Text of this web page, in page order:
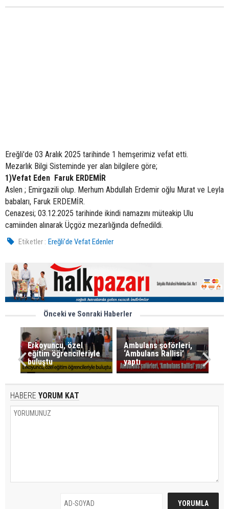
Ereğli'de 03 Aralık 2025 tarihinde 1 hemşerimiz vefat etti.
Mezarlık Bilgi Sisteminde yer alan bilgilere göre;
1)Vefat Eden Faruk ERDEMİR
Aslen ; Emirgazili olup. Merhum Abdullah Erdemir oğlu Murat ve Leyla
babaları, Faruk ERDEMİR.
Cenazesi; 03.12.2025 tarihinde ikindi namazını müteakip Ulu
camiinden alınarak Üçgöz mezarlığında defnedildi.
Etiketler : Ereğli’de Vefat Edenler
Önceki ve Sonraki Haberler
Erkoyuncu, özel
eğitim öğrencileriyle
buluştu
Ambulans şoförleri,
‘Ambulans Rallisi’
yaptı
HABERE YORUM KAT